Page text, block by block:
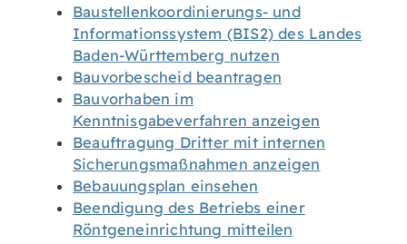
Baustellenkoordinierungs- und
Informationssystem (BIS2) des Landes
Baden-Württemberg nutzen
Bauvorbescheid beantragen
Bauvorhaben im
Kenntnisgabeverfahren anzeigen
Beauftragung Dritter mit internen
Sicherungsmaßnahmen anzeigen
Bebauungsplan einsehen
Beendigung des Betriebs einer
Röntgeneinrichtung mitteilen